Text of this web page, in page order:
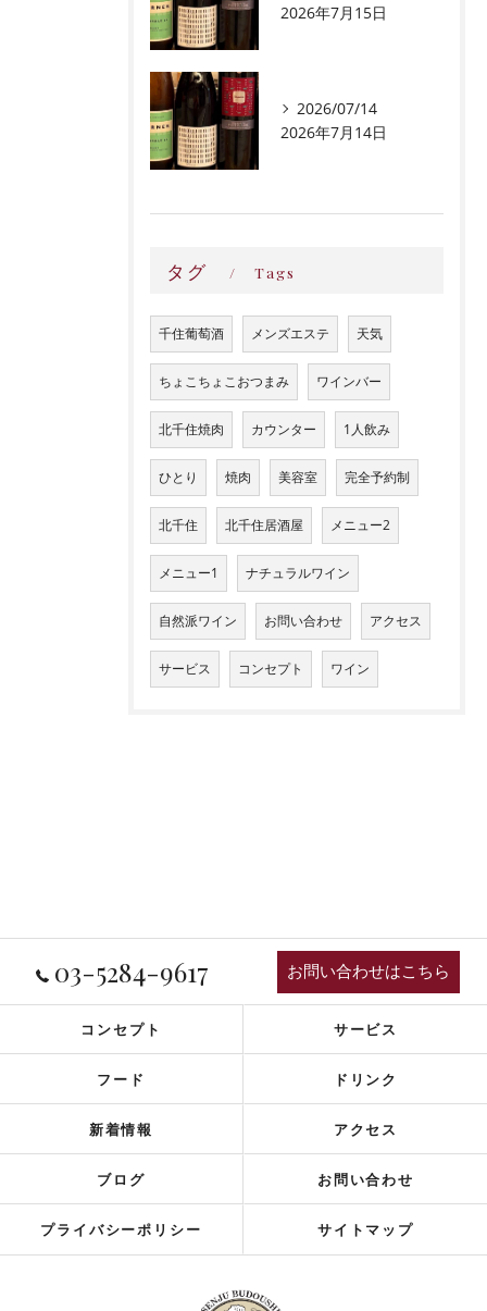
2026年7月15日
2026/07/14
2026年7月14日
タグ Tags
千住葡萄酒 メンズエステ 天気
ちょこちょこおつまみ ワインバー
北千住焼肉 カウンター 1人飲み
ひとり 焼肉 美容室 完全予約制
北千住 北千住居酒屋 メニュー2
メニュー1 ナチュラルワイン
自然派ワイン お問い合わせ アクセス
サービス コンセプト ワイン
03-5284-9617 お問い合わせはこちら
コンセプト サービス
フード ドリンク
新着情報 アクセス
ブログ お問い合わせ
プライバシーポリシー サイトマップ